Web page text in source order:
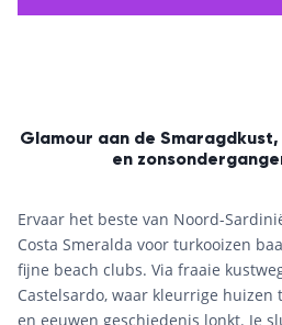
Glamour aan de
en
Ervaar het beste van Noord-
Costa Smeralda voor turkooizen
fijne beach clubs. Via fraaie
Castelsardo, waar kleurrige huizen
en eeuwen geschiedenis lonkt. Je